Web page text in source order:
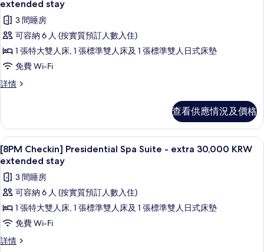
extended
stay
的
相
片
extended
stay
情
所
有
[8PM
Checkin]
Presidential
Suite
30,000
KRW
extended
stay
的
相
片
extended stay
3 間睡房
可容納 6 人 (按實質預訂人數入住)
1 張特大雙人床, 1 張標準雙人床及 1 張標準雙人日式床墊
免費 Wi-Fi
詳情
[8PM
-
extra
30,000
KRW
stay
詳
查看供應情況及價格
載
入
所
有
[8PM
Checkin]
Presidential
Spa
羽絨被、房內夾萬、手提電腦工作空
1
[8PM Checkin] Presidential Spa Suite - extra 30,000 KRW
extended stay
3 間睡房
可容納 6 人 (按實質預訂人數入住)
1 張特大雙人床, 1 張標準雙人床及 1 張標準雙人日式床墊
免費 Wi-Fi
詳情
[8PM